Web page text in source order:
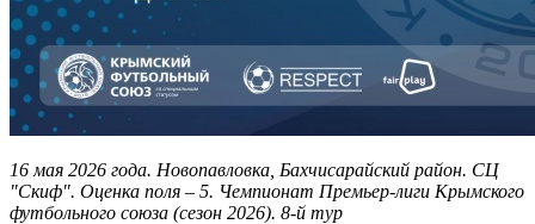
16 мая 2026 года. Новопавловка, Бахчисарайский район. СЦ
"Скиф". Оценка поля – 5. Чемпионат Премьер-лиги Крымского
футбольного союза (сезон 2026). 8-й тур